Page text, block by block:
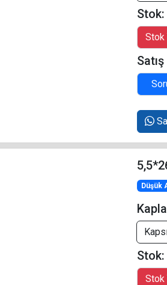
Stok:
Düşük
Stok: